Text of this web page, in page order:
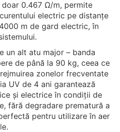
0.467 Ω/m, permite
electric pe distanțe
m de gard electric, în
un alt atu major – banda
de până la 90 kg, ceea ce
zonelor frecventate
UV de 4 ani garantează
și electrice în condiții de
fără degradare prematură a
pentru utilizare în aer